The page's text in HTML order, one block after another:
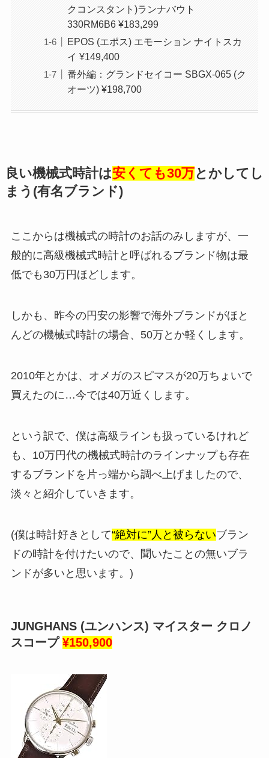
クコンスタント)ランナバウト
330RM6B6 ¥183,299
EPOS (エポス) エモーション ナイトスカ
イ ¥149,400
番外編：グランドセイコー SBGX-065 (ク
オーツ) ¥198,700
良い機械式時計は安くても30万とかしてし
まう(有名ブランド)
ここからは機械式の時計のお話のみしますが、一
般的に高級機械式時計と呼ばれるブランド物は最
低でも30万円ほどします。
しかも、昨今の円安の影響で海外ブランドがほと
んどの機械式時計の場合、50万とか軽くします。
2010年とかは、オメガのスピマスが20万ちょいで
買えたのに…今では40万近くします。
という訳で、僕は高級ラインも扱っているけれど
も、10万円代の機械式時計のラインナップも存在
するブランドを片っ端から調べ上げましたので、
淡々と紹介していきます。
(僕は時計好きとして“絶対に”人と被らないブラン
ドの時計を付けたいので、聞いたことの無いブラ
ンドが多いと思います。)
JUNGHANS (ユンハンス) マイスター クロノ
スコープ¥150,900